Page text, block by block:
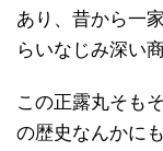
あり、昔から一
らいなじみ深い
この正露丸そも
の歴史なんかに